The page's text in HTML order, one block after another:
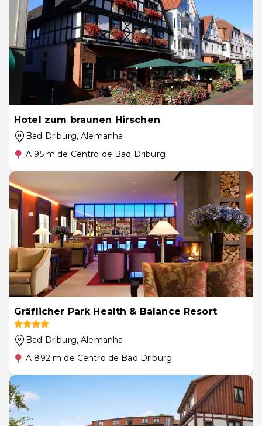
Hotel zum braunen Hirschen
Bad Driburg, Alemanha
A 95 m de Centro de Bad Driburg
Gräflicher Park Health & Balance Resort
Bad Driburg, Alemanha
A 892 m de Centro de Bad Driburg